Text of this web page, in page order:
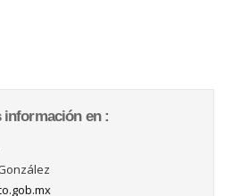
información en :